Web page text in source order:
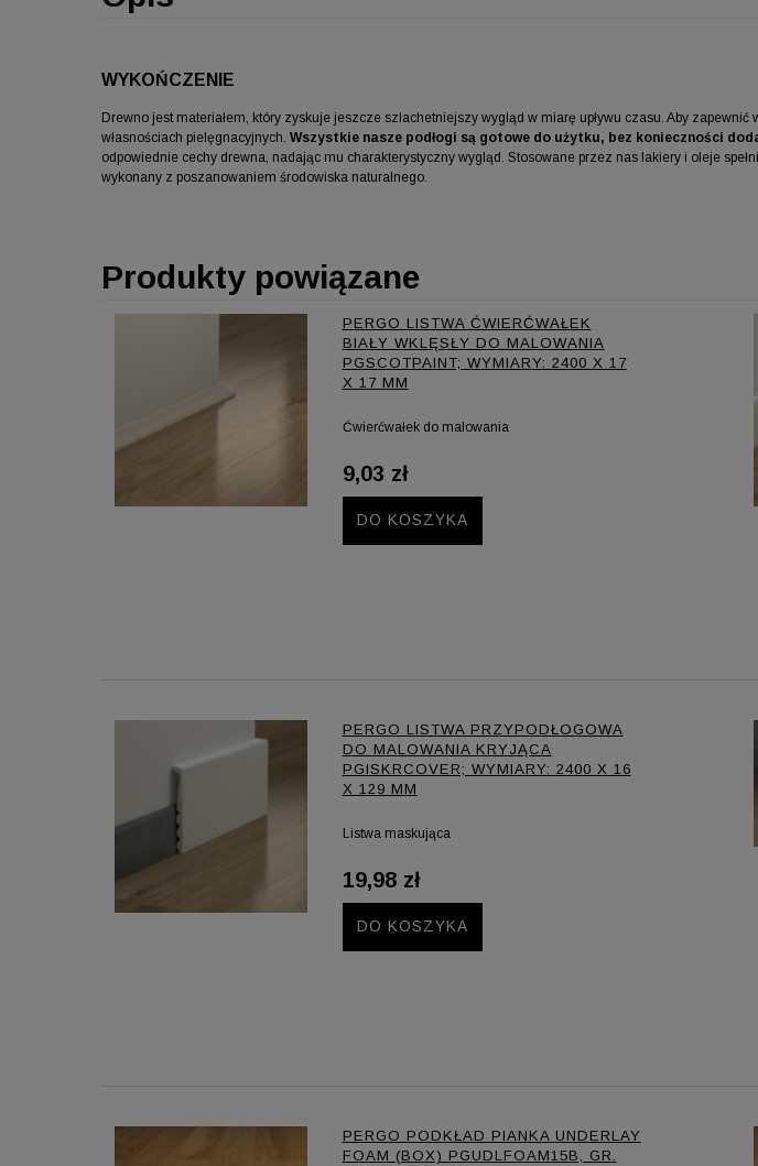
WYKOŃCZENIE
Drewno jest materiałem, który zyskuje jeszcze szlachetniejszy wygląd w miarę upływu czasu. Aby
własnościach pielęgnacyjnych.Wszystkie nasze podłogi są gotowe do użytku, bez konieczności
odpowiednie cechy drewna, nadając mu charakterystyczny wygląd. Stosowane przez nas lakiery i oleje
wykonany z poszanowaniem środowiska naturalnego.
Produkty powiązane
PERGO LISTWA ĆWIERĆWAŁEK
BIAŁY WKLĘSŁY DO MALOWANIA
PGSCOTPAINT; WYMIARY: 2400 X 17
X 17 MM
Ćwierćwałek do malowania
9,03 zł
DO KOSZYKA
PERGO LISTWA PRZYPODŁOGOWA
DO MALOWANIA KRYJĄCA
PGISKRCOVER; WYMIARY: 2400 X 16
X 129 MM
Listwa maskująca
19,98 zł
DO KOSZYKA
PERGO PODKŁAD PIANKA UNDERLAY
FOAM (BOX) PGUDLFOAM15B, GR.